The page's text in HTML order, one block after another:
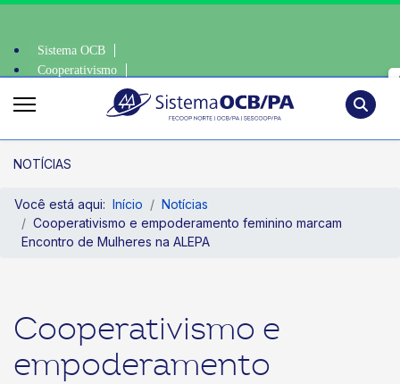
Sistema OCB
Cooperativismo
NOTÍCIAS
Você está aqui: Início
Notícias
Cooperativismo e empoderamento feminino marcam
Encontro de Mulheres na ALEPA
Cooperativismo e
empoderamento